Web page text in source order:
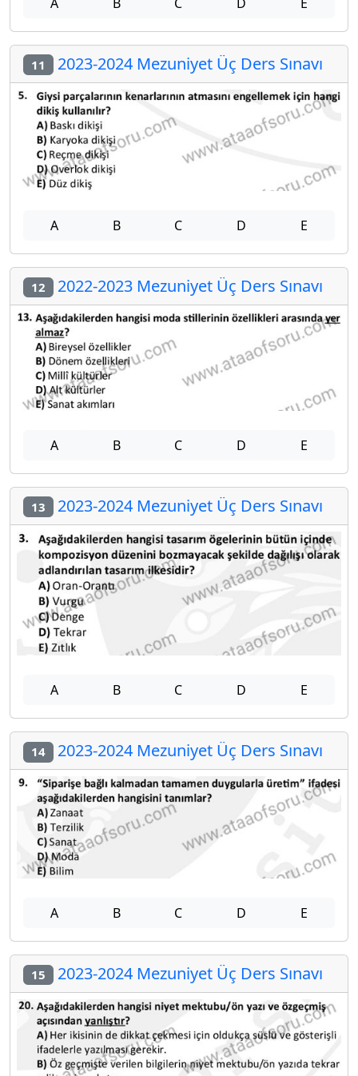
11 2023-2024 Mezuniyet Üç Ders Sınavı
A B C D E
12 2022-2023 Mezuniyet Üç Ders Sınavı
A B C D E
13 2023-2024 Mezuniyet Üç Ders Sınavı
A B C D E
14 2023-2024 Mezuniyet Üç Ders Sınavı
A B C D E
15 2023-2024 Mezuniyet Üç Ders Sınavı